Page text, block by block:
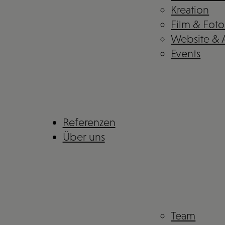
Kreation
Film &
Website &
Events
Referenzen
Über uns
Team